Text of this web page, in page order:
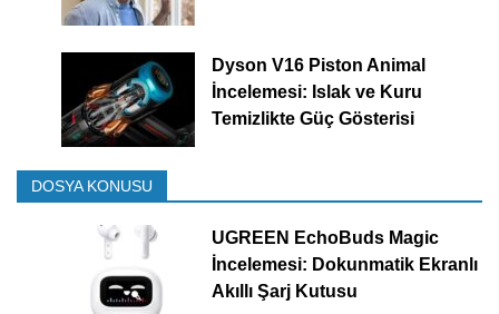
Dyson V16 Piston Animal
İncelemesi: Islak ve Kuru
Temizlikte Güç Gösterisi
DOSYA KONUSU
UGREEN EchoBuds Magic
İncelemesi: Dokunmatik Ekranlı
Akıllı Şarj Kutusu